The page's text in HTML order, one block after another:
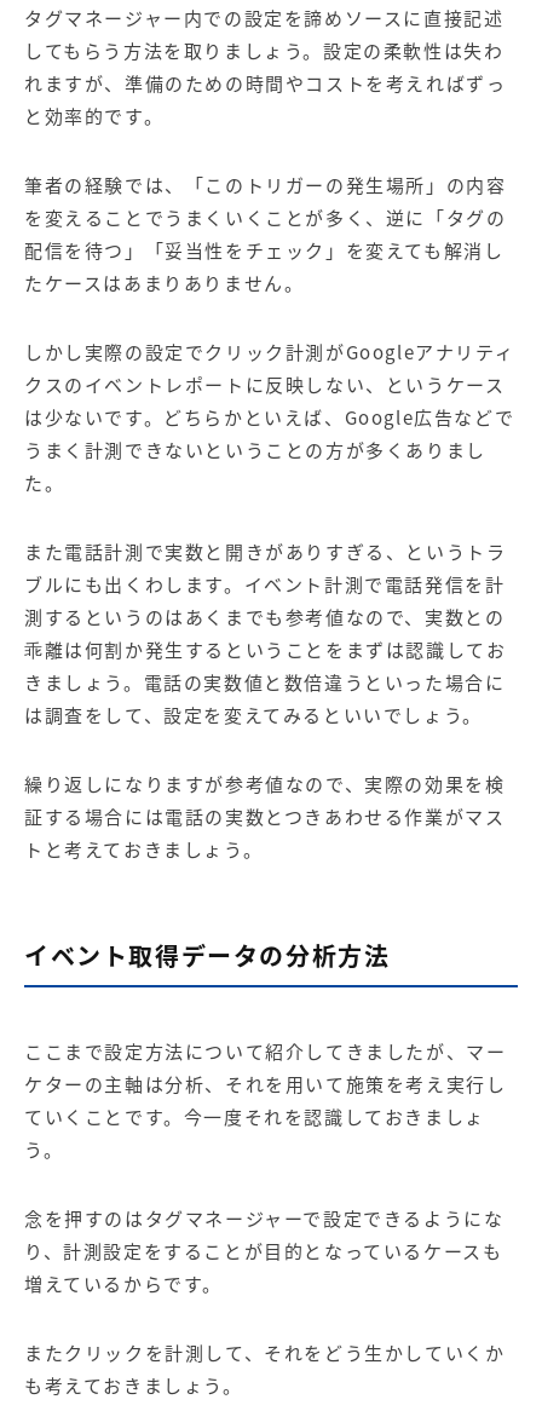
タグマネージャー内での設定を諦めソースに直接記述
してもらう方法を取りましょう。設定の柔軟性は失わ
れますが、準備のための時間やコストを考えればずっ
と効率的です。
筆者の経験では、「このトリガーの発生場所」の内容
を変えることでうまくいくことが多く、逆に「タグの
配信を待つ」「妥当性をチェック」を変えても解消し
たケースはあまりありません。
しかし実際の設定でクリック計測がGoogleアナリティ
クスのイベントレポートに反映しない、というケース
は少ないです。どちらかといえば、Google広告などで
うまく計測できないということの方が多くありまし
た。
また電話計測で実数と開きがありすぎる、というトラ
ブルにも出くわします。イベント計測で電話発信を計
測するというのはあくまでも参考値なので、実数との
乖離は何割か発生するということをまずは認識してお
きましょう。電話の実数値と数倍違うといった場合に
は調査をして、設定を変えてみるといいでしょう。
繰り返しになりますが参考値なので、実際の効果を検
証する場合には電話の実数とつきあわせる作業がマス
トと考えておきましょう。
イベント取得データの分析方法
ここまで設定方法について紹介してきましたが、マー
ケターの主軸は分析、それを用いて施策を考え実行し
ていくことです。今一度それを認識しておきましょ
う。
念を押すのはタグマネージャーで設定できるようにな
り、計測設定をすることが目的となっているケースも
増えているからです。
またクリックを計測して、それをどう生かしていくか
も考えておきましょう。